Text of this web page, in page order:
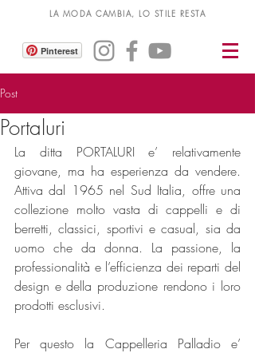
LA MODA CAMBIA, LO STILE RESTA
Pinterest
Post
Portaluri
La ditta PORTALURI e’ relativamente
giovane, ma ha esperienza da vendere.
Attiva dal 1965 nel Sud Italia, offre una
collezione molto vasta di cappelli e di
berretti, classici, sportivi e casual, sia da
uomo che da donna. La passione, la
professionalità e l’efficienza dei reparti del
design e della produzione rendono i loro
prodotti esclusivi.
Per questo la Cappelleria Palladio e’